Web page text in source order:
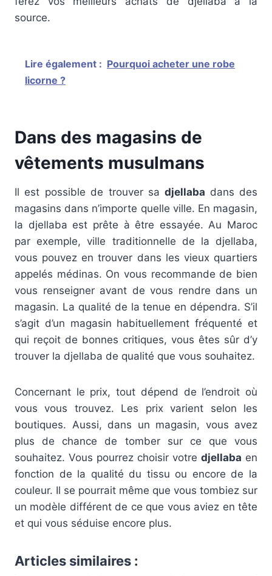
source.
Lire également : Pourquoi acheter une robe
licorne ?
Dans des magasins de
vêtements musulmans
Il est possible de trouver sadjellaba dans des
magasins dans n’importe quelle ville. En magasin,
la djellaba est prête à être essayée. Au Maroc
par exemple, ville traditionnelle de la djellaba,
vous pouvez en trouver dans les vieux quartiers
appelés médinas. On vous recommande de bien
vous renseigner avant de vous rendre dans un
magasin. La qualité de la tenue en dépendra. S’il
s’agit d’un magasin habituellement fréquenté et
qui reçoit de bonnes critiques, vous êtes sûr d’y
trouver la djellaba de qualité que vous souhaitez.
Concernant le prix, tout dépend de l’endroit où
vous vous trouvez. Les prix varient selon les
boutiques. Aussi, dans un magasin, vous avez
plus de chance de tomber sur ce que vous
souhaitez. Vous pourrez choisir votre djellaba en
fonction de la qualité du tissu ou encore de la
couleur. Il se pourrait même que vous tombiez sur
un modèle différent de ce que vous aviez en tête
et qui vous séduise encore plus.
Articles similaires :